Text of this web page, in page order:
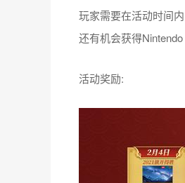
鸿运高照!讨伐年兽
活动服务器:仅限